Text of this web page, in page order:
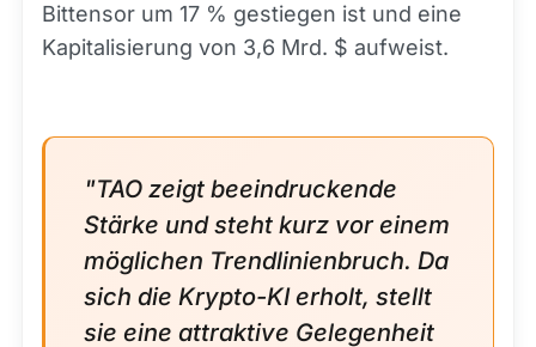
Bittensor um 17 % gestiegen ist und eine
Kapitalisierung von 3,6 Mrd. $ aufweist.
"TAO zeigt beeindruckende
Stärke und steht kurz vor einem
möglichen Trendlinienbruch. Da
sich die Krypto-KI erholt, stellt
sie eine attraktive Gelegenheit